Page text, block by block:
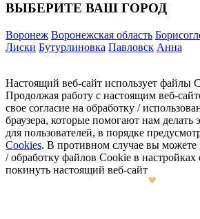
ВЫБЕРИТЕ ВАШ ГОРОД
Воронеж Воронежская область
Лиски Бутурлиновка Павловск Анна
Настоящий веб-сайт использует файлы
Продолжая работу с настоящим веб-
свое согласие на обработку /
браузера, которые помогают нам делать
для пользователей, в порядке
Cookies. В противном случае вы можете
/ обработку файлов Cookie в настройках
покинуть настоящий веб-сайт